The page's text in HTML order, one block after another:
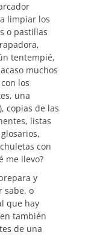
limpiar los
o pastillas
tentempié,
muchos
los
una
copias de las
listas
con
me llevo?
y
sabe, o
que hay
también
de una